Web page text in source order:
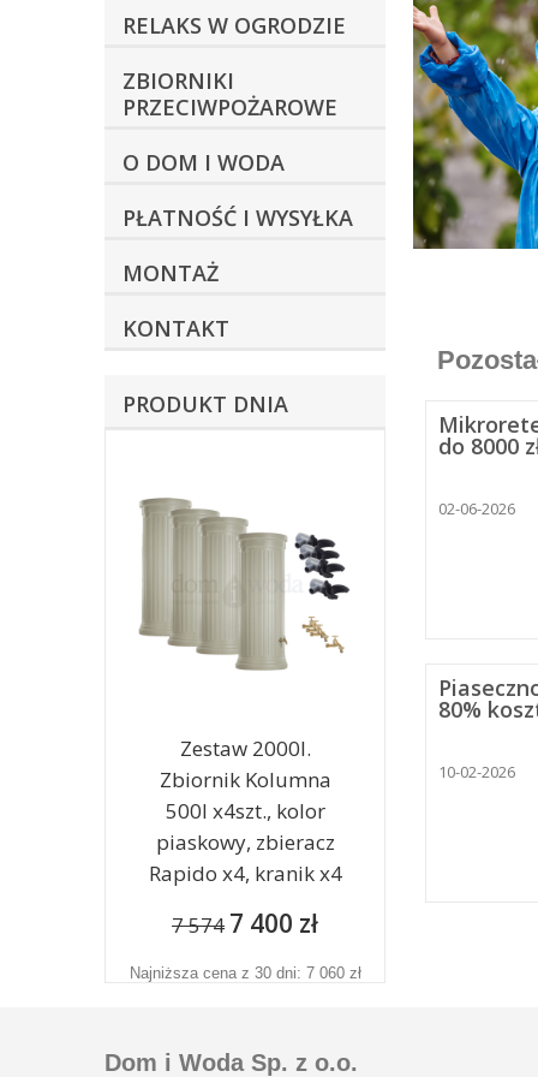
RELAKS W OGRODZIE
ZBIORNIKI
PRZECIWPOŻAROWE
O DOM I WODA
PŁATNOŚĆ I WYSYŁKA
MONTAŻ
KONTAKT
PRODUKT DNIA
Zestaw 2000l.
Zbiornik Kolumna
500l x4szt., kolor
piaskowy, zbieracz
Rapido x4, kranik x4
7 574 7 400 zł
Najniższa cena z 30 dni: 7 060 zł
do 8000
02-06-2026
80%
10-02-2026
Dom i Woda Sp. z o.o.